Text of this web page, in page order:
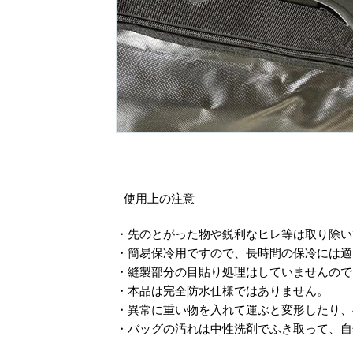
使用上の注意
・先のとがった物や鋭利なヒレ等は取り除
・簡易保冷用ですので、長時間の保冷には
・縫製部分の目貼り処理はしていませんの
・本品は完全防水仕様ではありません。
・異常に重い物を入れて運ぶと変形したり
・バッグの汚れは中性洗剤でふき取って、